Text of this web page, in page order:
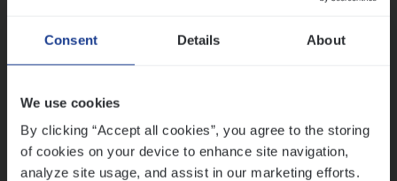
Consent Details About
We use cookies
By clicking “Accept all cookies”, you agree to the storing
of cookies on your device to enhance site navigation,
analyze site usage, and assist in our marketing efforts.
Ons sollicitatieproces